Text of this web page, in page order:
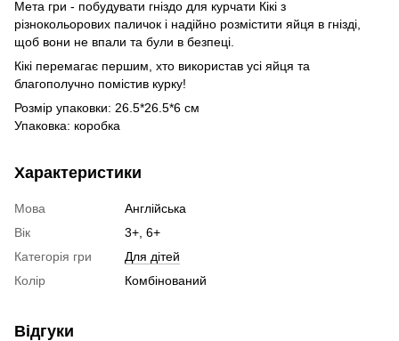
Мета гри - побудувати гніздо для курчати Кікі з
різнокольорових паличок і надійно розмістити яйця в гнізді,
щоб вони не впали та були в безпеці.
Кікі перемагає першим, хто використав усі яйця та
благополучно помістив курку!
Розмір упаковки: 26.5*26.5*6 см
Упаковка: коробка
Характеристики
Мова
Англійська
Вік
3+, 6+
Категорія гри
Для дітей
Колір
Комбінований
Відгуки